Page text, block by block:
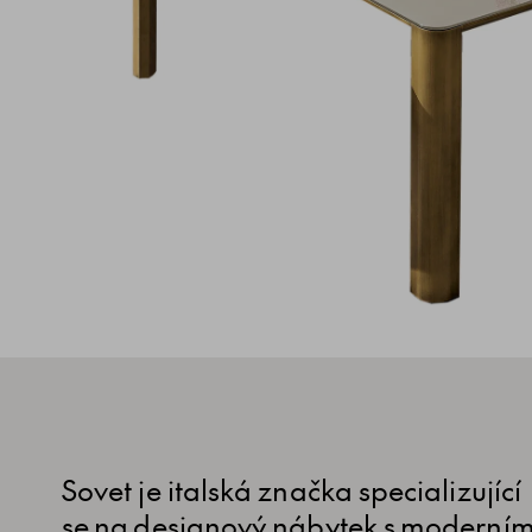
Sovet je italská značka specializující